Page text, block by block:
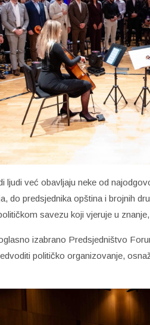
ljudi već obavljaju neke od
do predsjednika opština i brojnih
savezu koji vjeruje u
izabrano Predsjedništvo
političko organizovanje,